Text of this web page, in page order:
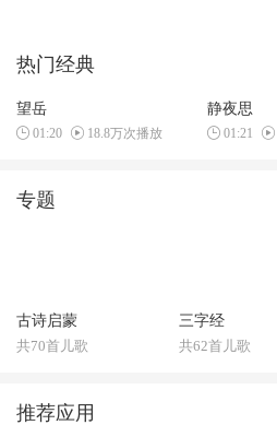
热门经典
望岳
01:20 18.8万次播放
静夜思
01:21
专题
古诗启蒙
共70首儿歌
三字经
共62首儿歌
推荐应用